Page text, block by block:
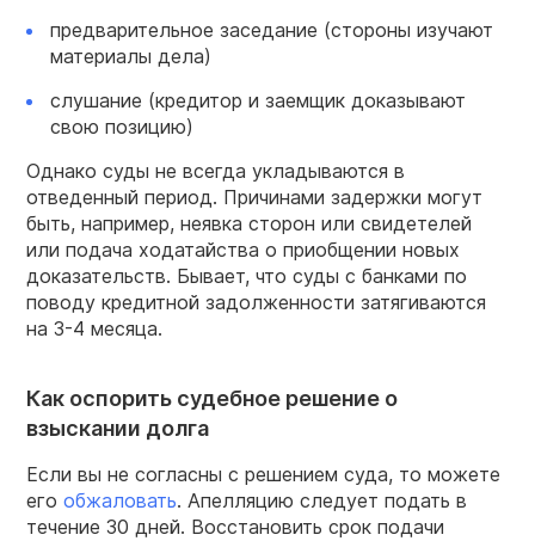
предварительное заседание (стороны изучают
материалы дела)
слушание (кредитор и заемщик доказывают
свою позицию)
Однако суды не всегда укладываются в
отведенный период. Причинами задержки могут
быть, например, неявка сторон или свидетелей
или подача ходатайства о приобщении новых
доказательств. Бывает, что суды с банками по
поводу кредитной задолженности затягиваются
на 3-4 месяца.
Как оспорить судебное решение о
взыскании долга
Если вы не согласны с решением суда, то можете
его обжаловать. Апелляцию следует подать в
течение 30 дней. Восстановить срок подачи